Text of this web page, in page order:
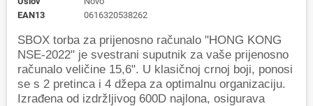
EAN13
0616320538262
SBOX torba za prijenosno računalo "HONG KONG
NSE-2022" je svestrani suputnik za vaše prijenosno
računalo veličine 15,6". U klasičnoj crnoj boji, ponosi
se s 2 pretinca i 4 džepa za optimalnu organizaciju.
Izrađena od izdržljivog 600D najlona, osigurava